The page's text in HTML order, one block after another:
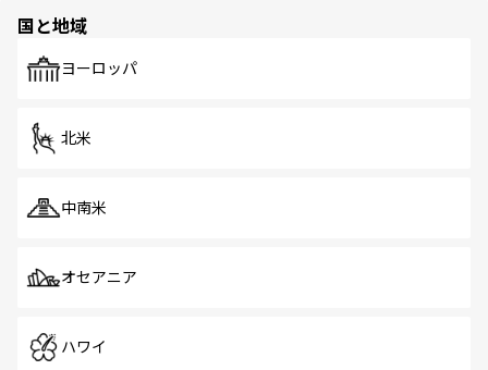
国と地域
ヨーロッパ
北米
中南米
オセアニア
ハワイ